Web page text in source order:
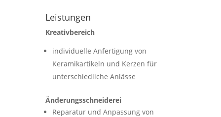
Leistungen
Kreativbereich
individuelle Anfertigung von
Keramikartikeln und Kerzen für
unterschiedliche Anlässe
Änderungsschneiderei
Reparatur und Anpassung von